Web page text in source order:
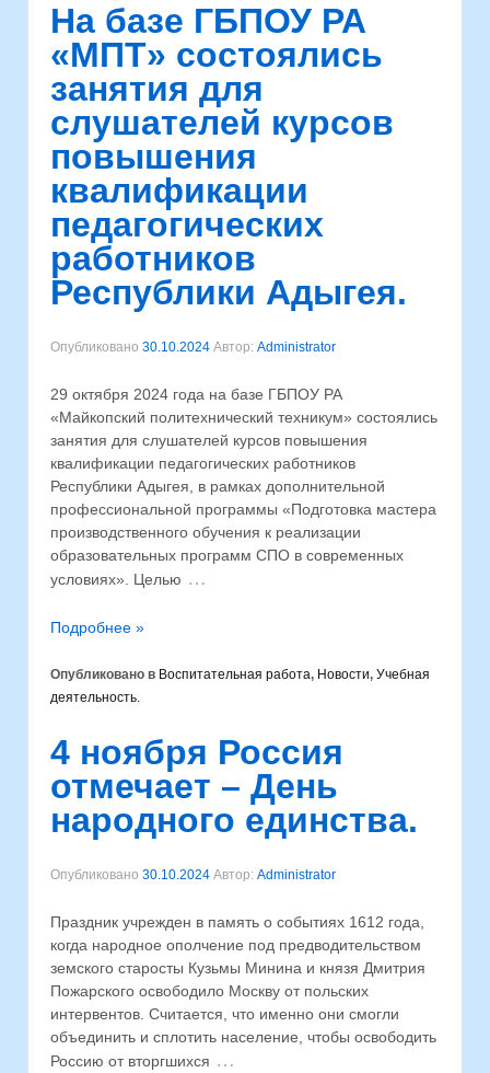
На базе ГБПОУ РА
«МПТ» состоялись
занятия для
слушателей курсов
повышения
квалификации
педагогических
работников
Республики Адыгея.
Опубликовано 30.10.2024 Автор: Administrator
29 октября 2024 года на базе ГБПОУ РА
«Майкопский политехнический техникум» состоялись
занятия для слушателей курсов повышения
квалификации педагогических работников
Республики Адыгея, в рамках дополнительной
профессиональной программы «Подготовка мастера
производственного обучения к реализации
образовательных программ СПО в современных
условиях». Целью …
Подробнее »
Опубликовано в Воспитательная работа, Новости, Учебная
деятельность.
4 ноября Россия
отмечает – День
народного единства.
Опубликовано 30.10.2024 Автор: Administrator
Праздник учрежден в память о событиях 1612 года,
когда народное ополчение под предводительством
земского старосты Кузьмы Минина и князя Дмитрия
Пожарского освободило Москву от польских
интервентов. Считается, что именно они смогли
объединить и сплотить население, чтобы освободить
Россию от вторгшихся …